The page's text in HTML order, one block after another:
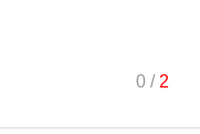
0/ 2